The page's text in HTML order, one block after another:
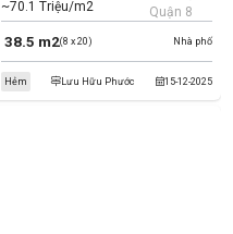
Nhà phố
38.5 m2(8 x 20)
~70.1 Triệu/m2 Quận 8
15-12-2025
Hẻm Lưu Hữu Phước